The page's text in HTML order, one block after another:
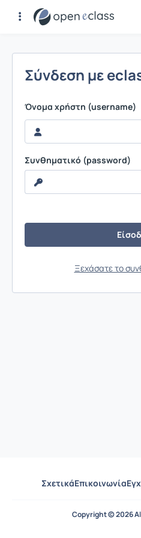
Σύνδεση
Σύνδεση με
Όνομα χρήστη (username)
Συνθηματικό (password)
Ξεχάσατε το
ΣχετικάΕπικοινωνία
Copyright © 2026